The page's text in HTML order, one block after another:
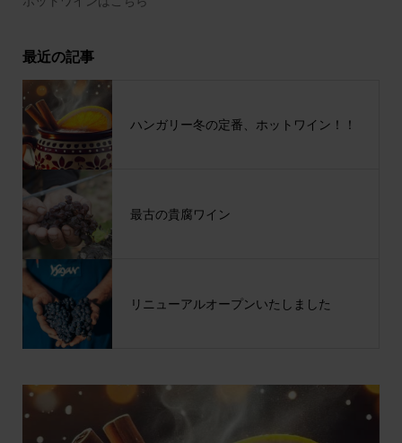
最近の記事
ハンガリー冬の定番、ホットワイン！！
最古の貴腐ワイン
リニューアルオープンいたしました